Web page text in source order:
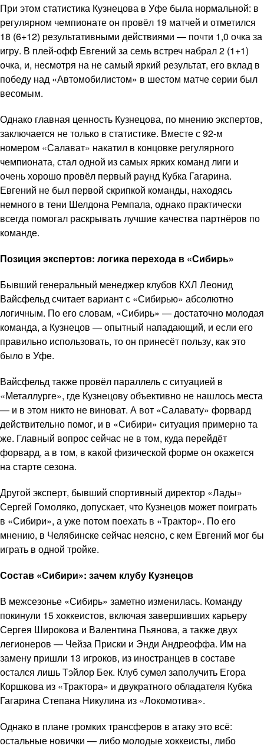
При этом статистика Кузнецова в Уфе была нормальной: в
регулярном чемпионате он провёл 19 матчей и отметился
18 (6+12) результативными действиями — почти 1,0 очка за
игру. В плей-офф Евгений за семь встреч набрал 2 (1+1)
очка, и, несмотря на не самый яркий результат, его вклад в
победу над «Автомобилистом» в шестом матче серии был
весомым.
Однако главная ценность Кузнецова, по мнению экспертов,
заключается не только в статистике. Вместе с 92-м
номером «Салават» накатил в концовке регулярного
чемпионата, стал одной из самых ярких команд лиги и
очень хорошо провёл первый раунд Кубка Гагарина.
Евгений не был первой скрипкой команды, находясь
немного в тени Шелдона Ремпала, однако практически
всегда помогал раскрывать лучшие качества партнёров по
команде.
Позиция экспертов: логика перехода в «Сибирь»
Бывший генеральный менеджер клубов КХЛ Леонид
Вайсфельд считает вариант с «Сибирью» абсолютно
логичным. По его словам, «Сибирь» — достаточно молодая
команда, а Кузнецов — опытный нападающий, и если его
правильно использовать, то он принесёт пользу, как это
было в Уфе.
Вайсфельд также провёл параллель с ситуацией в
«Металлурге», где Кузнецову объективно не нашлось места
— и в этом никто не виноват. А вот «Салавату» форвард
действительно помог, и в «Сибири» ситуация примерно та
же. Главный вопрос сейчас не в том, куда перейдёт
форвард, а в том, в какой физической форме он окажется
на старте сезона.
Другой эксперт, бывший спортивный директор «Лады»
Сергей Гомоляко, допускает, что Кузнецов может поиграть
в «Сибири», а уже потом поехать в «Трактор». По его
мнению, в Челябинске сейчас неясно, с кем Евгений мог бы
играть в одной тройке.
Состав «Сибири»: зачем клубу Кузнецов
В межсезонье «Сибирь» заметно изменилась. Команду
покинули 15 хоккеистов, включая завершивших карьеру
Сергея Широкова и Валентина Пьянова, а также двух
легионеров — Чейза Приски и Энди Андреоффа. Им на
замену пришли 13 игроков, из иностранцев в составе
остался лишь Тэйлор Бек. Клуб сумел заполучить Егора
Коршкова из «Трактора» и двукратного обладателя Кубка
Гагарина Степана Никулина из «Локомотива».
Однако в плане громких трансферов в атаку это всё:
остальные новички — либо молодые хоккеисты, либо